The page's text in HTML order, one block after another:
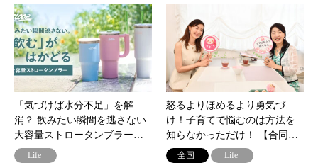
「気づけば水分不足」を解
消？ 飲みたい瞬間を逃さない
大容量ストロータンブラー…
Life
怒るよりほめるより勇気づ
け！子育てで悩むのは方法を
知らなかっただけ！ 【合同…
全国 Life